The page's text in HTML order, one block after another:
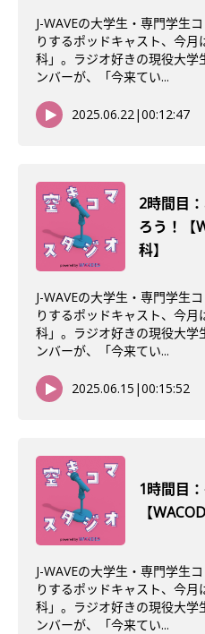
J-WAVEの大学生・専門学生
りするポッドキャスト、今月
科」。ラジオ好きの現役大学
ンバーが、「今来てい...
2025.06.22|00:12:47
2時間目
ろう！【
科】
J-WAVEの大学生・専門学生
りするポッドキャスト、今月
科」。ラジオ好きの現役大学
ンバーが、「今来てい...
2025.06.15 |00:15:52
1時間目
【
J-WAVEの大学生・専門学生
りするポッドキャスト、今月
科」。ラジオ好きの現役大学
ンバーが、「今来てい...